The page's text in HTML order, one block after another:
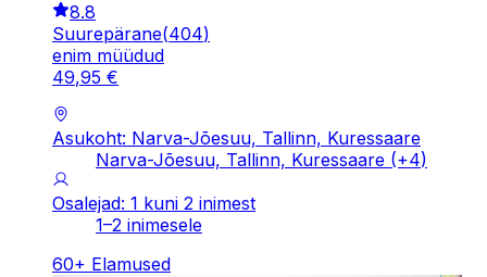
8.8
Suurepärane(404)
enim müüdud
49,95 €
Asukoht: Narva-Jõesuu, Tallinn, Kuressaare
Narva-Jõesuu, Tallinn, Kuressaare (+4)
Osalejad: 1 kuni 2 inimest
1–2 inimesele
60+ Elamused